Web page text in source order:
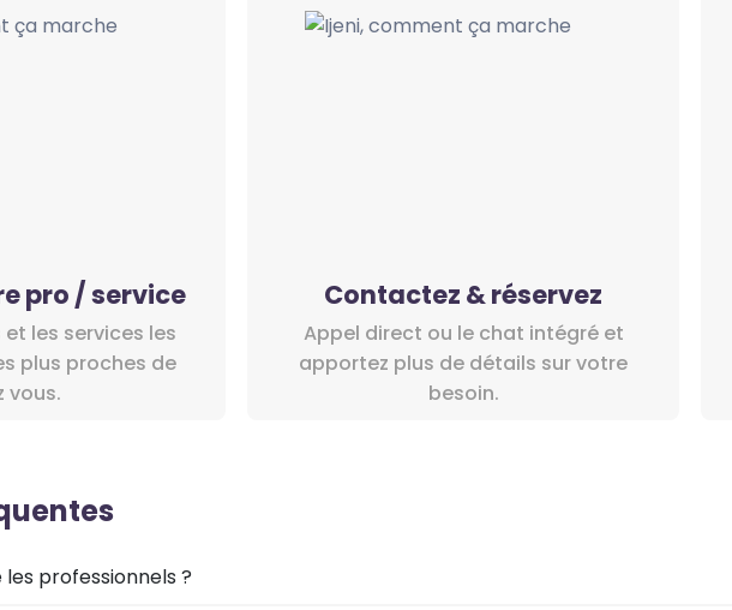
pro / service
plus proches de
vous.
Contactez & réservez
Appel direct ou le chat intégré et
apportez plus de détails sur votre
besoin.
professionnels ?